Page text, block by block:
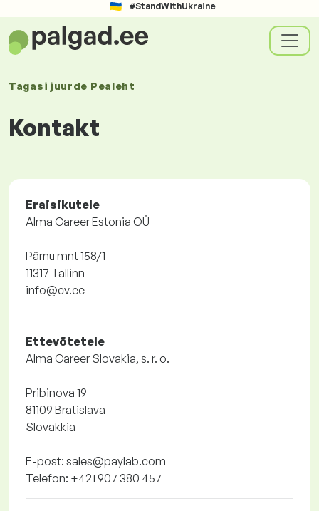
#StandWithUkraine
Tagasi juurde Pealeht
Kontakt
Eraisikutele
Alma Career Estonia OÜ
Pärnu mnt 158/1
11317 Tallinn
info@cv.ee
Ettevõtetele
Alma Career Slovakia, s. r. o.
Pribinova 19
81109 Bratislava
Slovakkia
E-post: sales@paylab.com
Telefon: +421 907 380 457